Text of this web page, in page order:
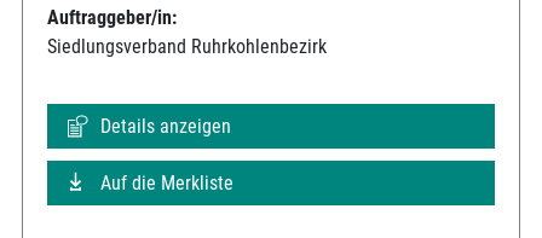
Auftraggeber/in:
Siedlungsverband Ruhrkohlenbezirk
Details anzeigen
Auf die Merkliste